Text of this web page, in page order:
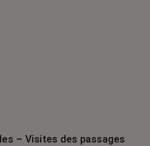
– Visites des passages